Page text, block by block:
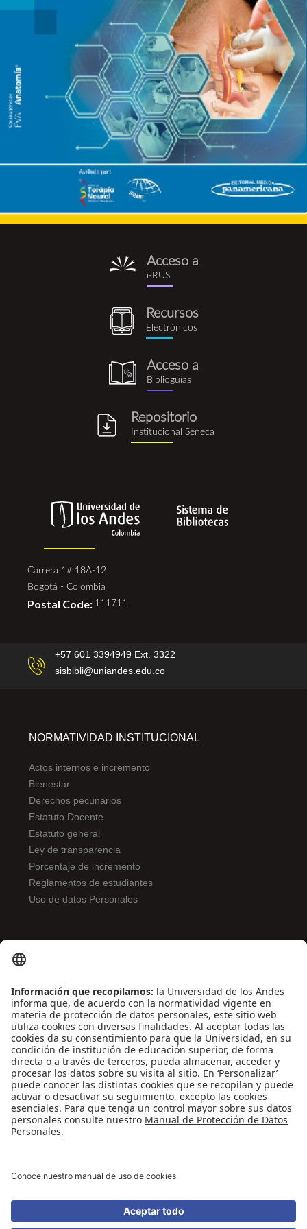
i-
rus.png
Acceso a
i-RUS
recursos_electronicos.png
Recursos
Electrónicos
biblioguia.png
Acceso a
Biblioguías
Repositorio
Institucional Séneca
Carrera 1# 18A-12
Bogotá - Colombia
Postal Code: 111711
+57 601 3394949 Ext. 3322
sisbibli@uniandes.edu.co
NORMATIVIDAD INSTITUCIONAL
Actos internos e incremento
Bienestar
Derechos pecunarios
Estatuto Docente
Estatuto general
Ley de transparencia
Porcentaje de incremento
Reglamentos de estudiantes
Uso de datos Personales
Contáctenos
Biblioguías
Preguntas frecuentes
Capacitación
Directrices
Entretenimiento
Compra de libros y material audiovisual